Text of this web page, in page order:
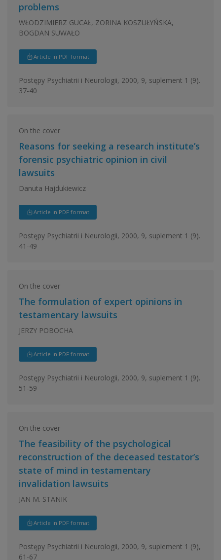
problems
WŁODZIMIERZ GUCAŁ, ZORINA KOSZUŁYŃSKA,
BOGDAN SUWAŁO
Article in PDF format
Postępy Psychiatrii i Neurologii, 2000, 9, suplement 1 (9).
37-40
On the cover
Reasons for seeking a research institute’s
forensic psychiatric opinion in civil
lawsuits
Danuta Hajdukiewicz
Article in PDF format
Postępy Psychiatrii i Neurologii, 2000, 9, suplement 1 (9).
41-49
On the cover
The formulation of expert opinions in
testamentary lawsuits
JERZY POBOCHA
Article in PDF format
Postępy Psychiatrii i Neurologii, 2000, 9, suplement 1 (9).
51-59
On the cover
The feasibility of the psychological
reconstruction of the deceased testator’s
state of mind in testamentary
invalidation lawsuits
JAN M. STANIK
Article in PDF format
Postępy Psychiatrii i Neurologii, 2000, 9, suplement 1 (9),
61-67